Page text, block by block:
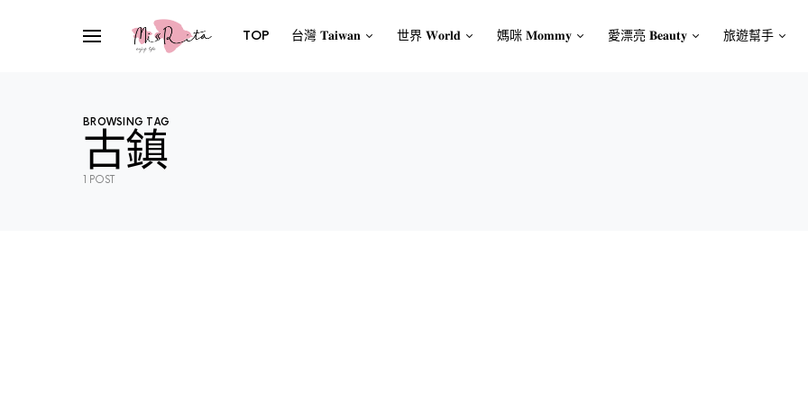
TOP 台灣 𝐓𝐚𝐢𝐰𝐚𝐧 世界 𝐖𝐨𝐫𝐥𝐝 媽咪 𝐌𝐨𝐦𝐦𝐲 愛漂亮 𝐁𝐞𝐚𝐮𝐭𝐲 旅遊幫手
BROWSING TAG
古鎮
1 POST